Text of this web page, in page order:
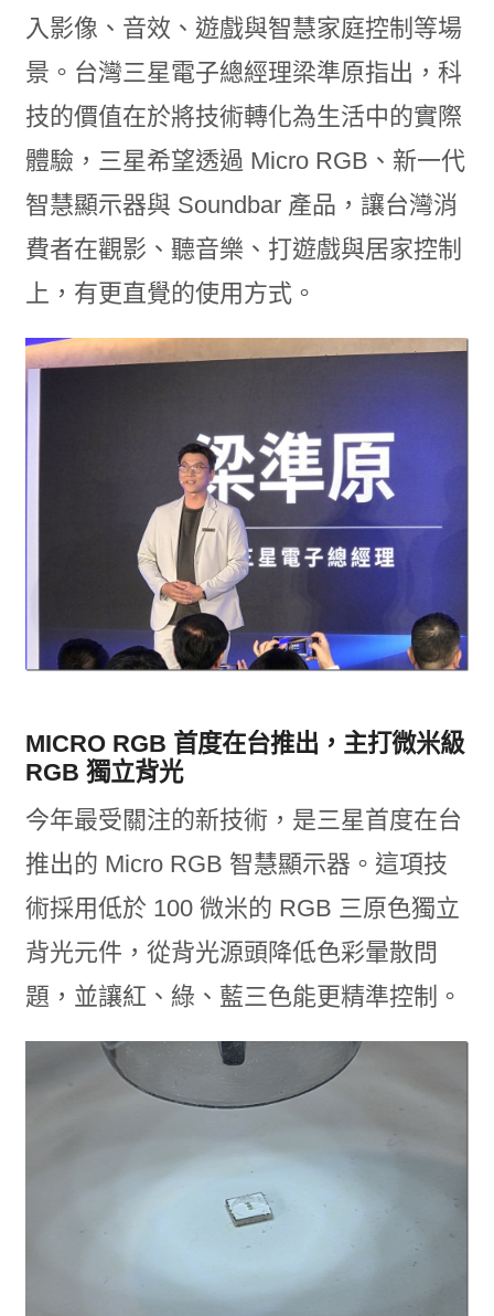
入影像、音效、遊戲與智慧家庭控制等場
景。台灣三星電子總經理梁準原指出，科
技的價值在於將技術轉化為生活中的實際
體驗，三星希望透過 Micro RGB、新一代
智慧顯示器與 Soundbar 產品，讓台灣消
費者在觀影、聽音樂、打遊戲與居家控制
上，有更直覺的使用方式。
MICRO RGB 首度在台推出，主打微米級
RGB 獨立背光
今年最受關注的新技術，是三星首度在台
推出的 Micro RGB 智慧顯示器。這項技
術採用低於 100 微米的 RGB 三原色獨立
背光元件，從背光源頭降低色彩暈散問
題，並讓紅、綠、藍三色能更精準控制。